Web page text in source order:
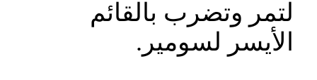
لتمر وتضرب بالقائم
الأيسر لسومير.